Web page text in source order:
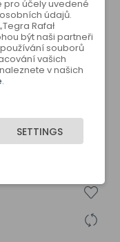
pro účely uvedené
údajů.
Rafał
být naši partneři
souborů
vašich
v našich
.
SETTINGS